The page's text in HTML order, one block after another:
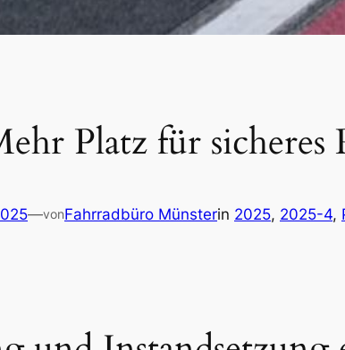
Platz für sicheres
—vonFahrradbüro Münsterin 2025, 2025-4,